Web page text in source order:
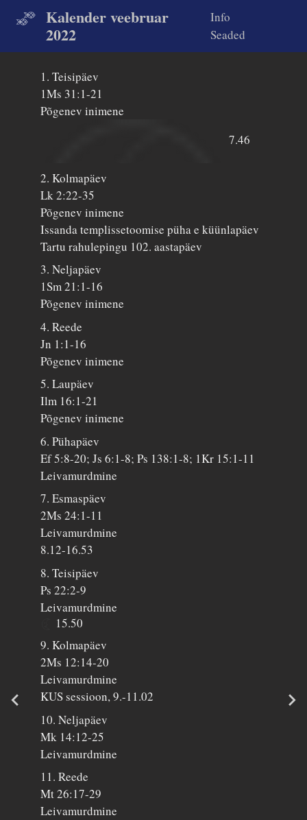
Kalender veebruar
2022
Info
Seaded
1. Teisipäev
1Ms 31:1-21
Põgenev inimene
7.46
2. Kolmapäev
Lk 2:22-35
Põgenev inimene
Issanda templissetoomise püha e küünlapäev
Tartu rahulepingu 102. aastapäev
3. Neljapäev
1Sm 21:1-16
Põgenev inimene
4. Reede
Jn 1:1-16
Põgenev inimene
5. Laupäev
Ilm 16:1-21
Põgenev inimene
6. Pühapäev
Ef 5:8-20; Js 6:1-8; Ps 138:1-8; 1Kr 15:1-11
Leivamurdmine
7. Esmaspäev
2Ms 24:1-11
Leivamurdmine
8.12-16.53
8. Teisipäev
Ps 22:2-9
Leivamurdmine
15.50
9. Kolmapäev
2Ms 12:14-20
Leivamurdmine
KUS sessioon, 9.-11.02
10. Neljapäev
Mk 14:12-25
Leivamurdmine
11. Reede
Mt 26:17-29
Leivamurdmine